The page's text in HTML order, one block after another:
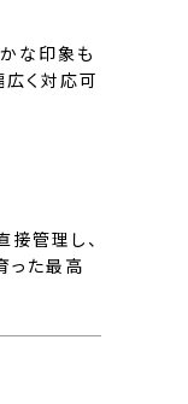
な印象も
広く対応可
管理し、
った最高